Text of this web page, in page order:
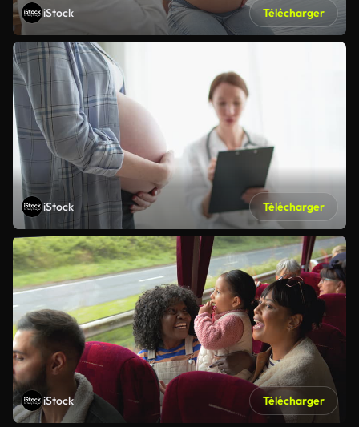
iStock Télécharger
iStock Télécharger
iStock Télécharger